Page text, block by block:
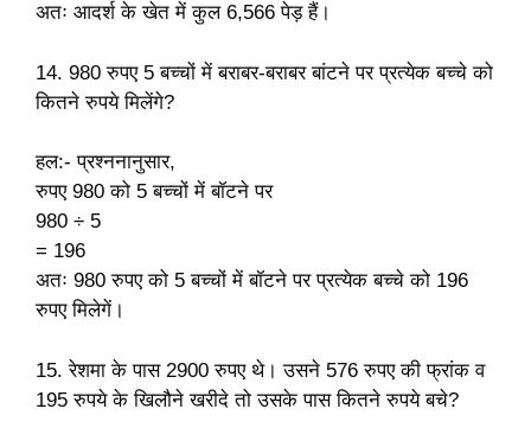
अतः आदर्श के खेत में कुल 6,566 पेड़ हैं।
14. 980 रुपए 5 बच्चों में बराबर-बराबर बांटने पर प्रत्येक बच्चे को
कितने रुपये मिलेंगे?
हल:- प्रश्ननानुसार,
रुपए 980 को 5 बच्चों में बॉटने पर
980 ÷ 5
= 196
अतः 980 रुपए को 5 बच्चों में बॉटने पर प्रत्येक बच्चे को 196
रुपए मिलेगें।
15. रेशमा के पास 2900 रुपए थे। उसने 576 रुपए की फ्रांक व
195 रुपये के खिलौने खरीदे तो उसके पास कितने रुपये बचे?